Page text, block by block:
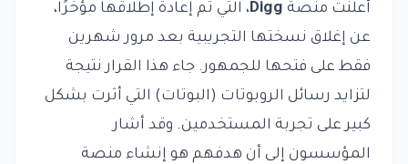
أعلنت منصة Digg، التي تم إعادة إطلاقها مؤخرًا،
عن إغلاق نسختها التجريبية بعد مرور شهرين
فقط على فتحها للجمهور. جاء هذا القرار نتيجة
لتزايد رسائل الروبوتات (البوتات) التي أثرت بشكل
كبير على تجربة المستخدمين. وقد أشار
المؤسسون إلى أن هدفهم هو إنشاء منصة